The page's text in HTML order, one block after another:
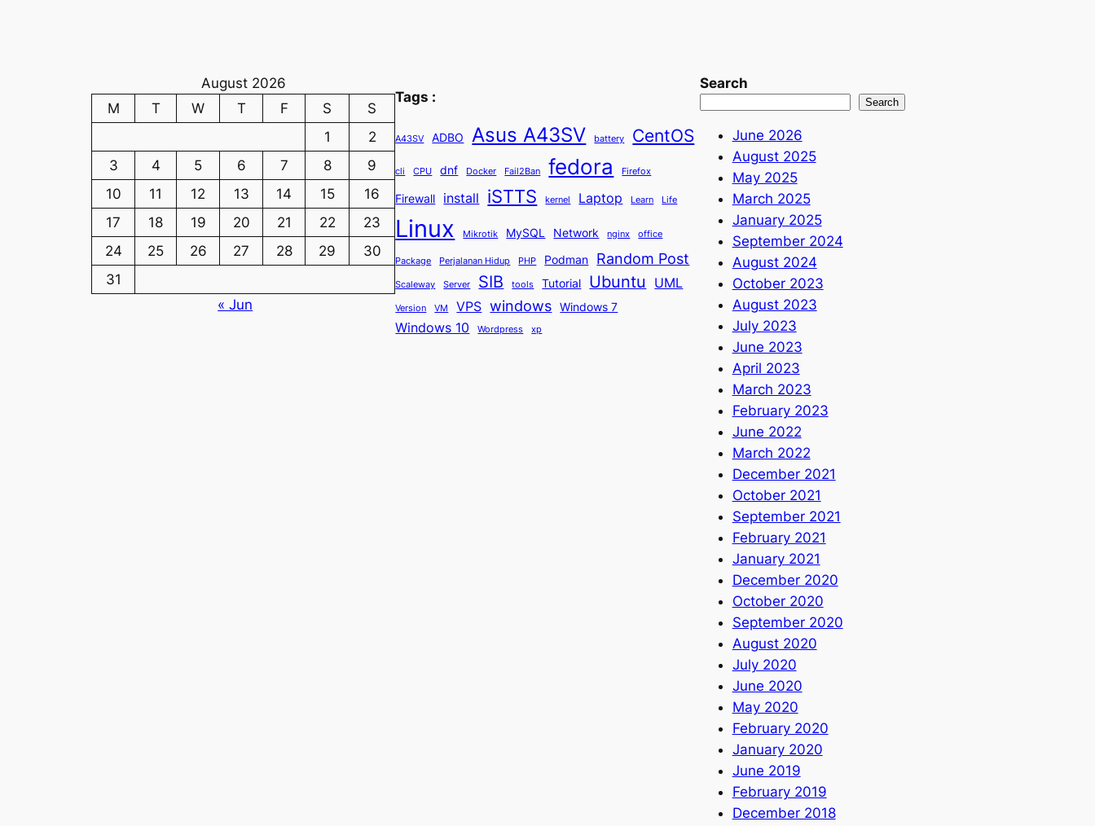
August 2026
M
T W T F S
S
1
2
3
4 5 6 7 8
9
10
11 12 13 14 15
16
17
18 19 20 21 22
23
24
25 26 27 28 29
30
31
« Jun
Tags :
A43SV ADBO Asus A43SV battery CentOS
cli CPU dnf Docker Fail2Ban fedora Firefox
Firewall install iSTTS kernel Laptop Learn Life
Linux Mikrotik MySQL Network nginx office
Package Perjalanan Hidup PHP Podman Random Post
Scaleway Server SIB tools Tutorial Ubuntu UML
Version VM VPS windows Windows 7
Windows 10 Wordpress xp
Search
Search
June 2026
August 2025
May 2025
March 2025
January 2025
September 2024
August 2024
October 2023
August 2023
July 2023
June 2023
April 2023
March 2023
February 2023
June 2022
March 2022
December 2021
October 2021
September 2021
February 2021
January 2021
December 2020
October 2020
September 2020
August 2020
July 2020
June 2020
May 2020
February 2020
January 2020
June 2019
February 2019
December 2018